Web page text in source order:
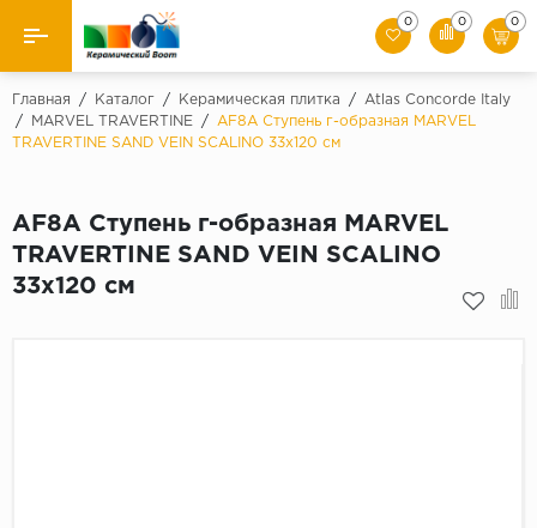
Назад
Производители
Керамогранит
0 0 0
Главная / Каталог / Керамическая плитка /
Atlas Concorde Italy
/
MARVEL TRAVERTINE /
AF8A Ступень г-образная MARVEL
TRAVERTINE SAND VEIN SCALINO 33x120 см
AF8A Ступень г-образная MARVEL
TRAVERTINE SAND VEIN SCALINO
33x120 см